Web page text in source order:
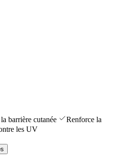
barrière cutanée
Renforce la
les UV